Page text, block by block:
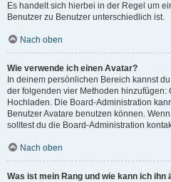
Es handelt sich hierbei in der Regel um
Benutzer zu Benutzer unterschiedlich ist.
Nach oben
Wie verwende ich einen Avatar?
In deinem persönlichen Bereich kannst
der folgenden vier Methoden hinzufügen:
Hochladen. Die Board-Administration
Benutzer Avatare benutzen können.
solltest du die Board-Administration
Nach oben
Was ist mein Rang und wie kann ich ihn